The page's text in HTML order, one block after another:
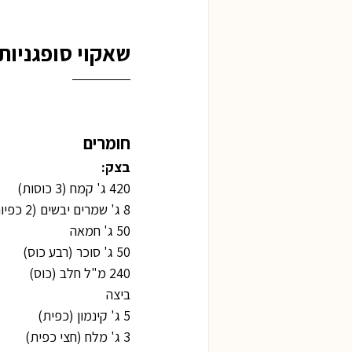
שאקוי
חומרים
בצק:
420 ג' קמח (3 כוסות)
8 ג' שמרים יבשים (2 כפיות)
50 ג' חמאה
50 ג' סוכר (רבע כוס)
240 מ"ל חלב (כוס)
ביצה
5 ג' קינמון (כפית)
3 ג' מלח (חצי כפית)